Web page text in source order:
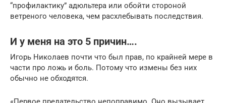
“профилактику” адюльтера или обойти стороной
ветреного человека, чем расхлебывать последствия.
И у меня на это 5 причин….
Игорь Николаев почти что был прав, по крайней мере в
части про ложь и боль. Потому что измены без них
обычно не обходятся.